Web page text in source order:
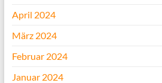
April 2024
März 2024
Februar 2024
Januar 2024